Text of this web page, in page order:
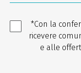
*Con la
ricevere
e alle